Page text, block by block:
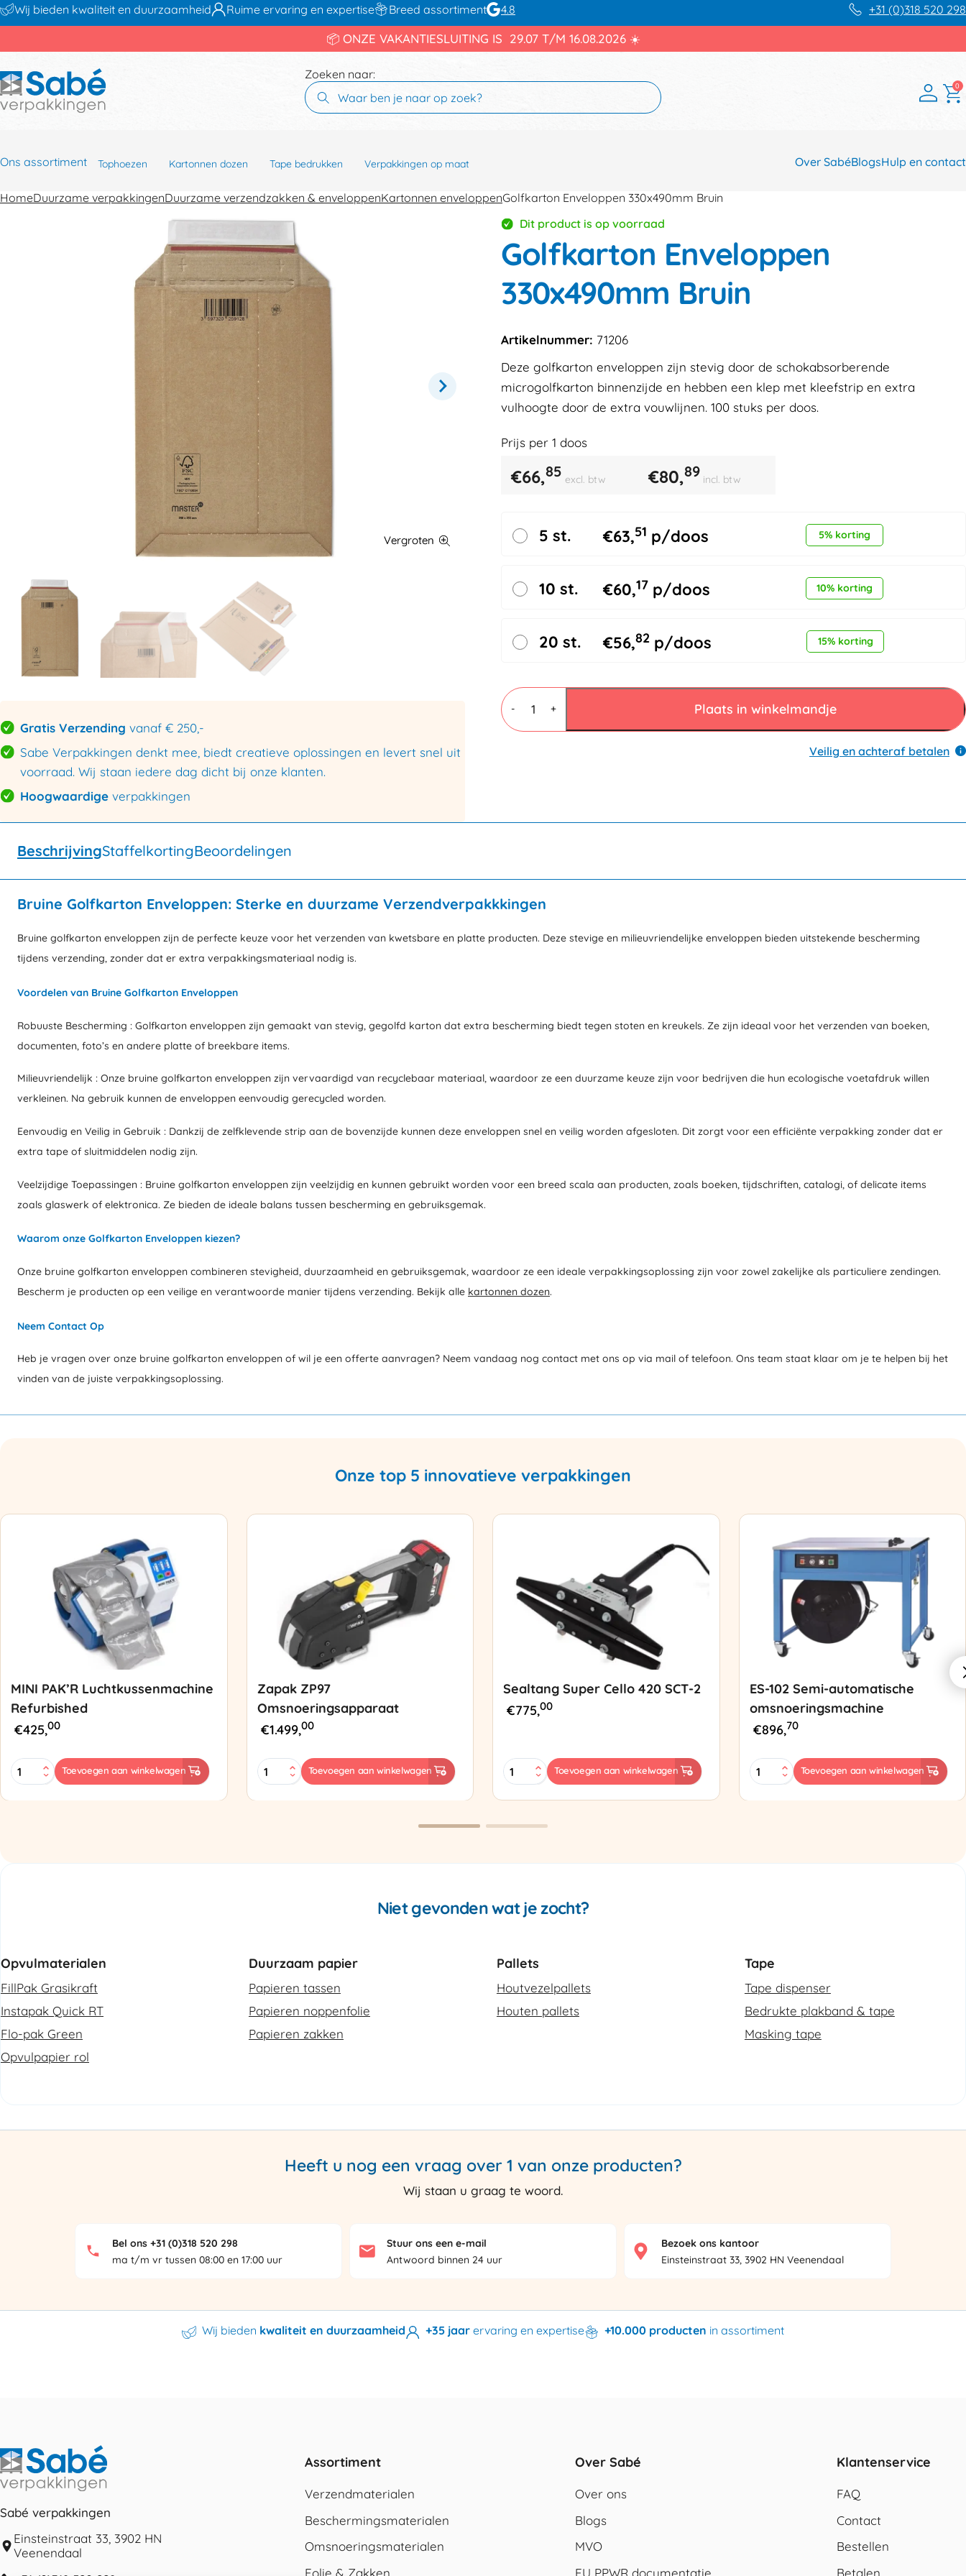
Wij bieden kwaliteit en duurzaamheid Ruime ervaring en expertise Breed assortiment 4.8 +31 (0)318 520 298
📦 ONZE VAKANTIESLUITING IS 29.07 T/M 16.08.2026 ☀️
Zoeken naar:
0
Ons assortiment Over SabéBlogsHulp en contact
Tophoezen Kartonnen dozen Tape bedrukken Verpakkingen op maat
HomeDuurzame verpakkingenDuurzame verzendzakken & enveloppenKartonnen enveloppenGolfkarton Enveloppen 330x490mm Bruin
Gratis Verzending vanaf € 250,-
Sabe Verpakkingen denkt mee, biedt creatieve oplossingen en levert snel uit
voorraad. Wij staan iedere dag dicht bij onze klanten.
Hoogwaardige verpakkingen
Dit product is op voorraad
Golfkarton Enveloppen
330x490mm Bruin
Artikelnummer: 71206
Deze golfkarton enveloppen zijn stevig door de schokabsorberende
microgolfkarton binnenzijde en hebben een klep met kleefstrip en extra
vulhoogte door de extra vouwlijnen. 100 stuks per doos.
Prijs per 1 doos
€66,85 excl. btw €80,89 incl. btw
5 st. €63,51 p/doos 5% korting
10 st. €60,17 p/doos 10% korting
20 st. €56,82 p/doos 15% korting
-
Golfkarton
Enveloppen
330x490mm
Bruin
+ Plaats in winkelmandje
Veilig en achteraf betalen
BeschrijvingStaffelkortingBeoordelingen
Bruine Golfkarton Enveloppen: Sterke en duurzame Verzendverpakkkingen
Bruine golfkarton enveloppen zijn de perfecte keuze voor het verzenden van kwetsbare en platte producten. Deze stevige en milieuvriendelijke enveloppen bieden uitstekende bescherming
tijdens verzending, zonder dat er extra verpakkingsmateriaal nodig is.
Voordelen van Bruine Golfkarton Enveloppen
Robuuste Bescherming : Golfkarton enveloppen zijn gemaakt van stevig, gegolfd karton dat extra bescherming biedt tegen stoten en kreukels. Ze zijn ideaal voor het verzenden van boeken,
documenten, foto’s en andere platte of breekbare items.
Milieuvriendelijk : Onze bruine golfkarton enveloppen zijn vervaardigd van recyclebaar materiaal, waardoor ze een duurzame keuze zijn voor bedrijven die hun ecologische voetafdruk willen
verkleinen. Na gebruik kunnen de enveloppen eenvoudig gerecycled worden.
Eenvoudig en Veilig in Gebruik : Dankzij de zelfklevende strip aan de bovenzijde kunnen deze enveloppen snel en veilig worden afgesloten. Dit zorgt voor een efficiënte verpakking zonder dat er
extra tape of sluitmiddelen nodig zijn.
Veelzijdige Toepassingen : Bruine golfkarton enveloppen zijn veelzijdig en kunnen gebruikt worden voor een breed scala aan producten, zoals boeken, tijdschriften, catalogi, of delicate items
zoals glaswerk of elektronica. Ze bieden de ideale balans tussen bescherming en gebruiksgemak.
Waarom onze Golfkarton Enveloppen kiezen?
Onze bruine golfkarton enveloppen combineren stevigheid, duurzaamheid en gebruiksgemak, waardoor ze een ideale verpakkingsoplossing zijn voor zowel zakelijke als particuliere zendingen.
Bescherm je producten op een veilige en verantwoorde manier tijdens verzending. Bekijk alle kartonnen dozen.
Neem Contact Op
Heb je vragen over onze bruine golfkarton enveloppen of wil je een offerte aanvragen? Neem vandaag nog contact met ons op via mail of telefoon. Ons team staat klaar om je te helpen bij het
vinden van de juiste verpakkingsoplossing.
Onze top 5 innovatieve verpakkingen
MINI PAK’R Luchtkussenmachine
Refurbished
€425,00
MINI
PAK'R
Toevoegen aan winkelwagen
Zapak ZP97
Omsnoeringsapparaat
€1.499,00
Zapak
ZP97
Toevoegen aan winkelwagen
Sealtang Super Cello 420 SCT-2
€775,00
Sealtang
Super
Toevoegen aan winkelwagen
ES-102 Semi-automatische
omsnoeringsmachine
€896,70
ES-
102
Toevoegen aan winkelwagen
Niet gevonden wat je zocht?
Opvulmaterialen
FillPak Grasikraft
Instapak Quick RT
Flo-pak Green
Opvulpapier rol
Duurzaam papier
Papieren tassen
Papieren noppenfolie
Papieren zakken
Pallets
Houtvezelpallets
Houten pallets
Tape
Tape dispenser
Bedrukte plakband & tape
Masking tape
Heeft u nog een vraag over 1 van onze producten?
Wij staan u graag te woord.
Bel ons +31 (0)318 520 298
ma t/m vr tussen 08:00 en 17:00 uur
Stuur ons een e-mail
Antwoord binnen 24 uur
Bezoek ons kantoor
Einsteinstraat 33, 3902 HN Veenendaal
Wij bieden kwaliteit en duurzaamheid +35 jaar ervaring en expertise +10.000 producten in assortiment
Sabé verpakkingen
Einsteinstraat 33, 3902 HN
Veenendaal
Assortiment
Verzendmaterialen
Beschermingsmaterialen
Omsnoeringsmaterialen
Folie & Zakken
Over Sabé
Over ons
Blogs
MVO
EU PPWR documentatie
Klantenservice
FAQ
Contact
Bestellen
Betalen